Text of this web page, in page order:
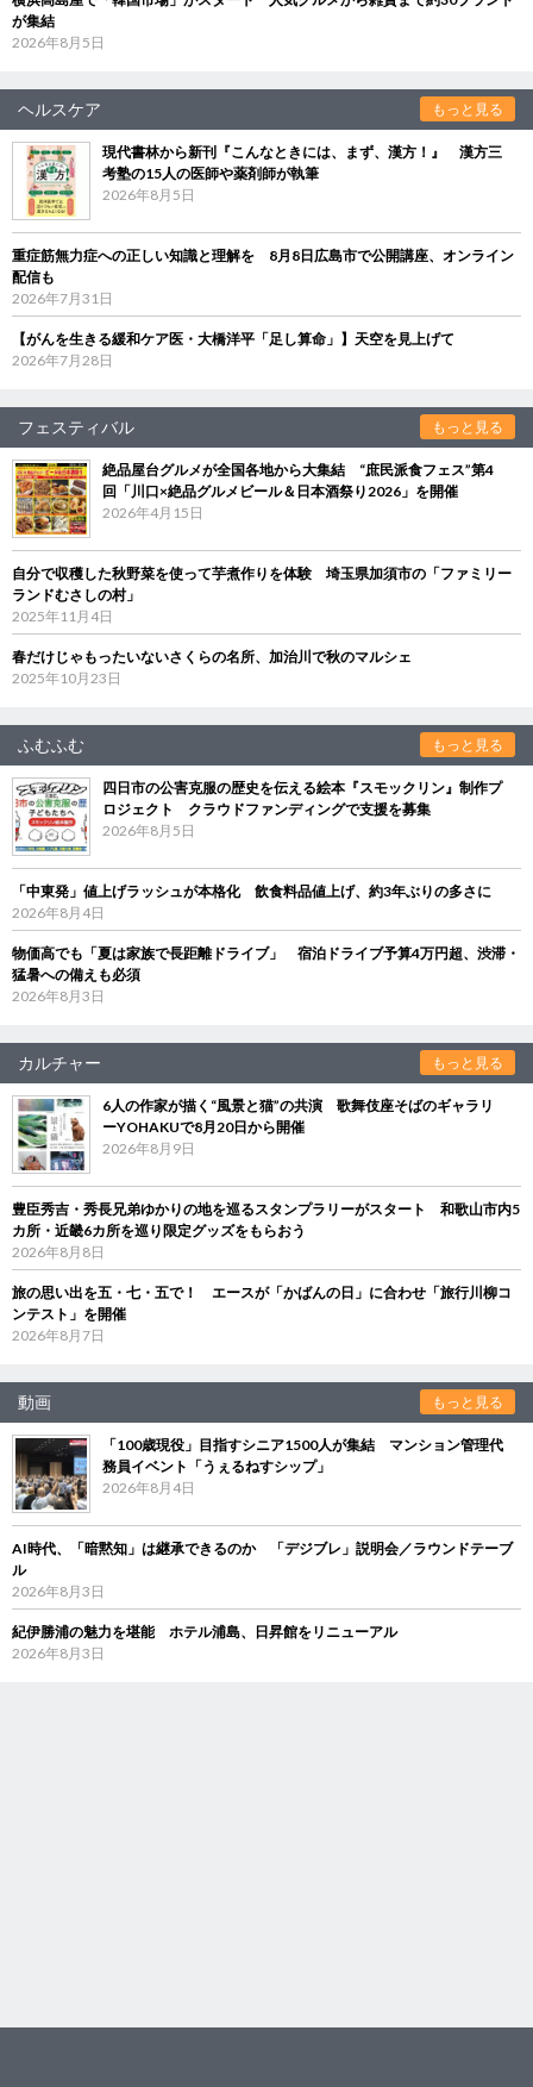
が集結
2026年8月5日
ヘルスケア もっと見る
現代書林から新刊『こんなときには、まず、漢方！』 漢方三
考塾の15人の医師や薬剤師が執筆
2026年8月5日
重症筋無力症への正しい知識と理解を 8月8日広島市で公開講座、オンライン
配信も
2026年7月31日
【がんを生きる緩和ケア医・大橋洋平「足し算命」】天空を見上げて
2026年7月28日
フェスティバル もっと見る
絶品屋台グルメが全国各地から大集結 “庶民派食フェス”第4
回「川口×絶品グルメビール＆日本酒祭り2026」を開催
2026年4月15日
自分で収穫した秋野菜を使って芋煮作りを体験 埼玉県加須市の「ファミリー
ランドむさしの村」
2025年11月4日
春だけじゃもったいないさくらの名所、加治川で秋のマルシェ
2025年10月23日
ふむふむ もっと見る
四日市の公害克服の歴史を伝える絵本『スモックリン』制作プ
ロジェクト クラウドファンディングで支援を募集
2026年8月5日
「中東発」値上げラッシュが本格化 飲食料品値上げ、約3年ぶりの多さに
2026年8月4日
物価高でも「夏は家族で長距離ドライブ」 宿泊ドライブ予算4万円超、渋滞・
猛暑への備えも必須
2026年8月3日
カルチャー もっと見る
6人の作家が描く“風景と猫”の共演 歌舞伎座そばのギャラリ
ーYOHAKUで8月20日から開催
2026年8月9日
豊臣秀吉・秀長兄弟ゆかりの地を巡るスタンプラリーがスタート 和歌山市内5
カ所・近畿6カ所を巡り限定グッズをもらおう
2026年8月8日
旅の思い出を五・七・五で！ エースが「かばんの日」に合わせ「旅行川柳コ
ンテスト」を開催
2026年8月7日
動画 もっと見る
「100歳現役」目指すシニア1500人が集結 マンション管理代
務員イベント「うぇるねすシップ」
2026年8月4日
AI時代、「暗黙知」は継承できるのか 「デジブレ」説明会／ラウンドテーブ
ル
2026年8月3日
紀伊勝浦の魅力を堪能 ホテル浦島、日昇館をリニューアル
2026年8月3日